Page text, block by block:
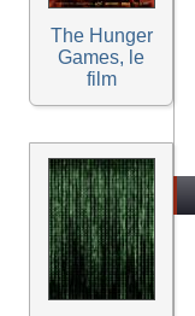
The Hunger
Games, le
film